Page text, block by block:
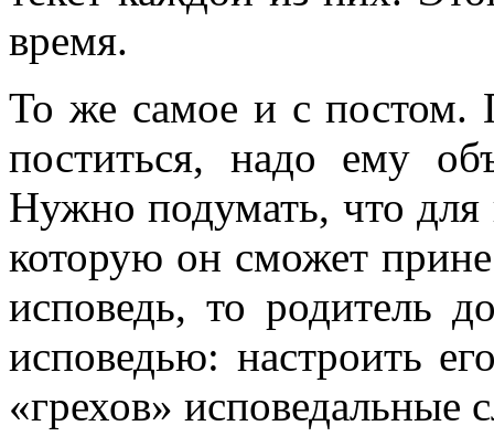
время.
То же самое и с постом.
поститься, надо ему
Нужно подумать, что для
которую он сможет
исповедь, то родитель
исповедью: настроить
«грехов» исповедальные